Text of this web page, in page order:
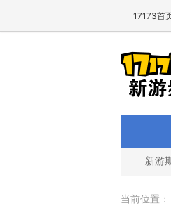
17173首
新游
当前位置：